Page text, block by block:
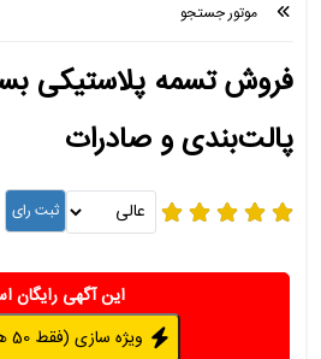
موتور جستجو
فروش تسمه پلاستیکی
پالت‌بندی و صادرات
این آگهی رایگان
ویژه سازی (فقط 50 هزار تومان)